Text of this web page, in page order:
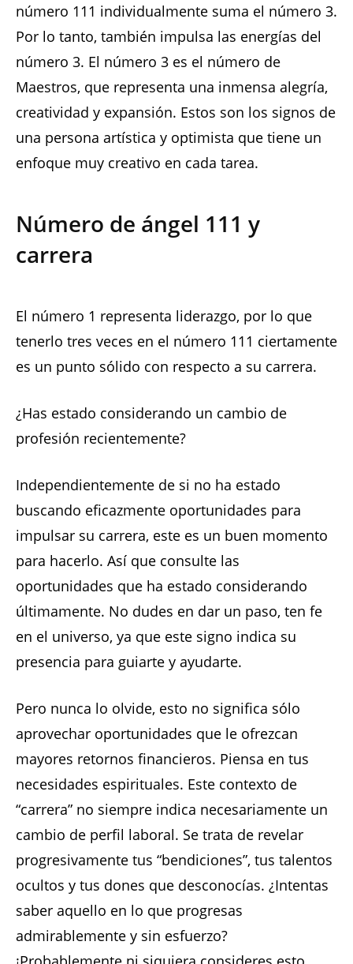
número 111 individualmente suma el número 3.
Por lo tanto, también impulsa las energías del
número 3. El número 3 es el número de
Maestros, que representa una inmensa alegría,
creatividad y expansión. Estos son los signos de
una persona artística y optimista que tiene un
enfoque muy creativo en cada tarea.
Número de ángel 111 y
carrera
El número 1 representa liderazgo, por lo que
tenerlo tres veces en el número 111 ciertamente
es un punto sólido con respecto a su carrera.
¿Has estado considerando un cambio de
profesión recientemente?
Independientemente de si no ha estado
buscando eficazmente oportunidades para
impulsar su carrera, este es un buen momento
para hacerlo. Así que consulte las
oportunidades que ha estado considerando
últimamente. No dudes en dar un paso, ten fe
en el universo, ya que este signo indica su
presencia para guiarte y ayudarte.
Pero nunca lo olvide, esto no significa sólo
aprovechar oportunidades que le ofrezcan
mayores retornos financieros. Piensa en tus
necesidades espirituales. Este contexto de
“carrera” no siempre indica necesariamente un
cambio de perfil laboral. Se trata de revelar
progresivamente tus “bendiciones”, tus talentos
ocultos y tus dones que desconocías. ¿Intentas
saber aquello en lo que progresas
admirablemente y sin esfuerzo?